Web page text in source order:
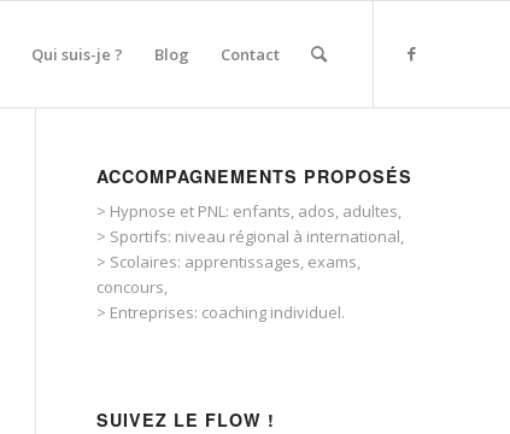
Qui suis-je ? Blog Contact
ACCOMPAGNEMENTS PROPOSÉS
> Hypnose et PNL: enfants, ados, adultes,
> Sportifs: niveau régional à international,
> Scolaires: apprentissages, exams,
concours,
> Entreprises: coaching individuel.
SUIVEZ LE FLOW !